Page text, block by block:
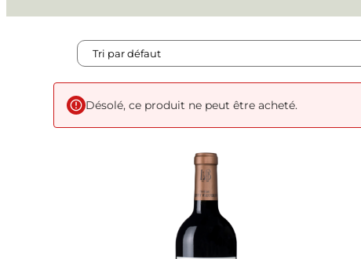
Désolé, ce produit ne peut être acheté.